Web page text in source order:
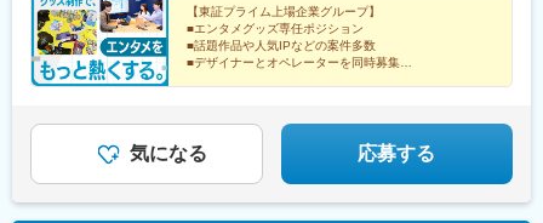
【東証プライム上場企業グループ】
■エンタメグッズ専任ポジション
■話題作品や人気IPなどの案件多数
■デザイナーとオペレーターを同時募集
気になる 応募する